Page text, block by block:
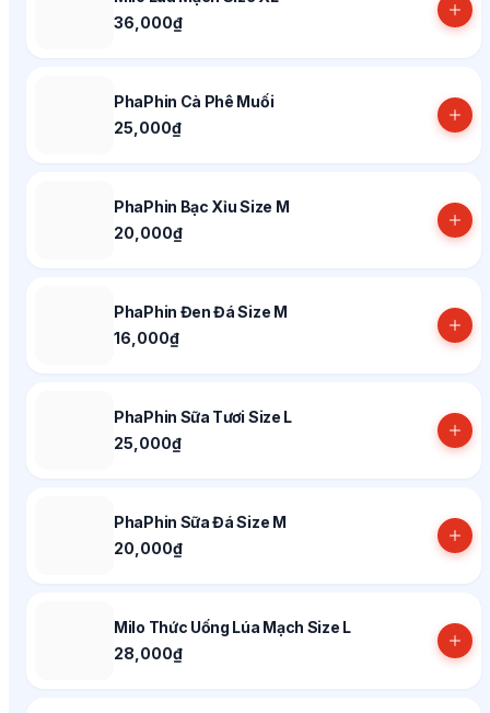
36,000₫
PhaPhin Cà Phê Muối
25,000₫
PhaPhin Bạc Xỉu Size M
20,000₫
PhaPhin Đen Đá Size M
16,000₫
PhaPhin Sữa Tươi Size L
25,000₫
PhaPhin Sữa Đá Size M
20,000₫
Milo Thức Uống Lúa Mạch Size L
28,000₫